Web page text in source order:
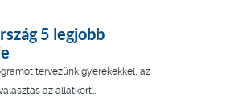
5 legjobb
tervezünk gyerekekkel, az
az állatkert…